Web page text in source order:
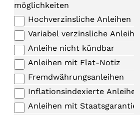
möglichkeiten
Hochverzinsliche Anleihen
Variabel verzinsliche Anleihen
Anleihe nicht kündbar
Anleihen mit Flat-Notiz
Fremdwährungsanleihen
Inflationsindexierte Anleihen
Anleihen mit Staatsgarantie